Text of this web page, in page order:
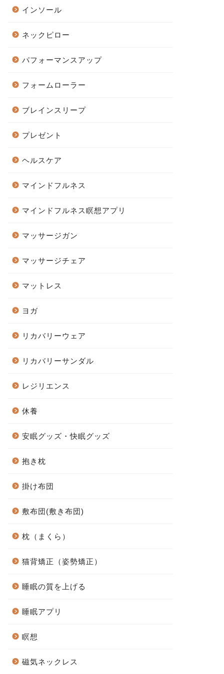
インソール
ネックピロー
パフォーマンスアップ
フォームローラー
ブレインスリープ
プレゼント
ヘルスケア
マインドフルネス
マインドフルネス瞑想アプリ
マッサージガン
マッサージチェア
マットレス
ヨガ
リカバリーウェア
リカバリーサンダル
レジリエンス
休養
安眠グッズ・快眠グッズ
抱き枕
掛け布団
敷布団(敷き布団)
枕（まくら）
猫背矯正（姿勢矯正）
睡眠の質を上げる
睡眠アプリ
瞑想
磁気ネックレス